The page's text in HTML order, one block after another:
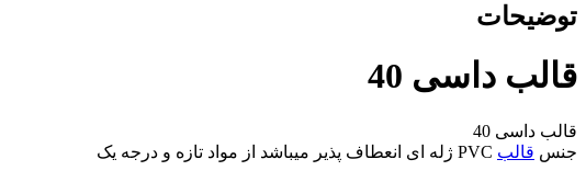
توضیحات
قالب داسی 40
قالب داسی 40
جنس قالب